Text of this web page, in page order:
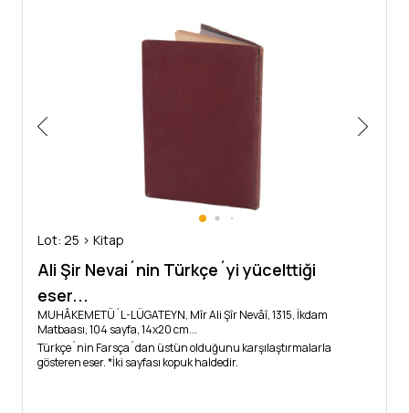
Lot: 25 > Kitap
Ali Şir Nevai´nin Türkçe´yi yücelttiği
eser...
MUHÂKEMETÜ´L-LÜGATEYN, Mîr Ali Şîr Nevâî, 1315, İkdam
Matbaası, 104 sayfa, 14x20 cm...
Türkçe´nin Farsça´dan üstün olduğunu karşılaştırmalarla
gösteren eser. *İki sayfası kopuk haldedir.